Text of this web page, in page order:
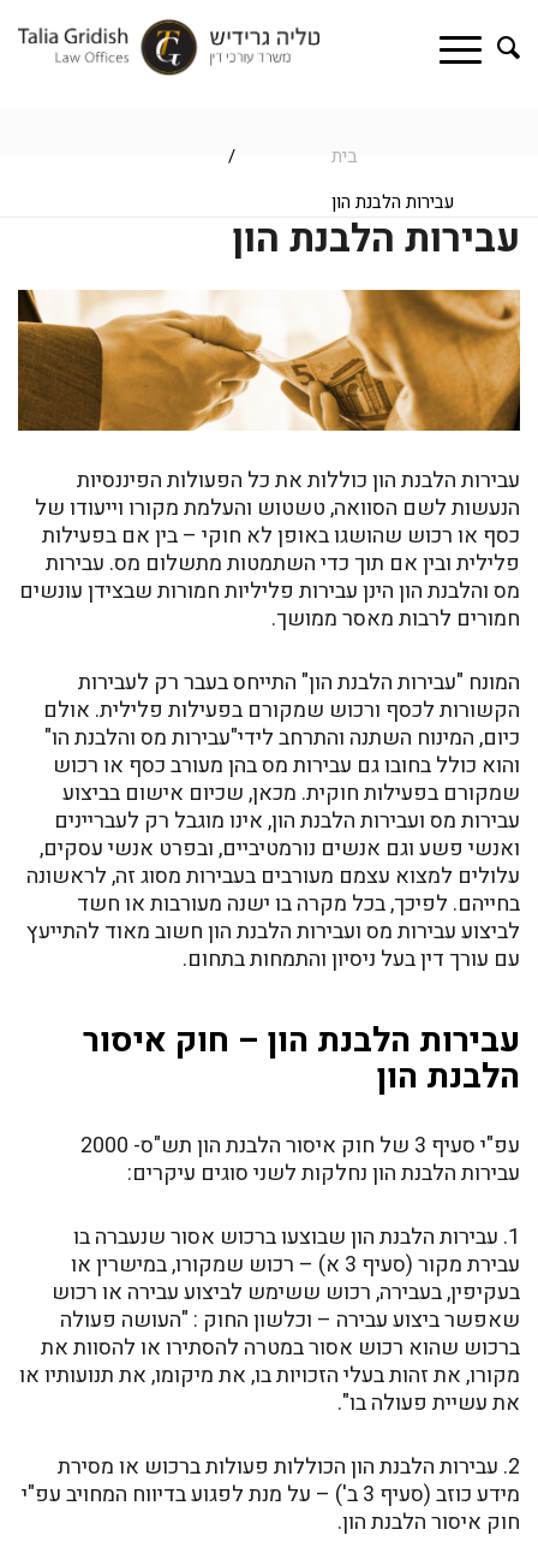
בית
/
עבירות הלבנת הון
עבירות הלבנת הון
עבירות הלבנת הון כוללות את כל הפעולות הפיננסיות
הנעשות לשם הסוואה, טשטוש והעלמת מקורו וייעודו של
כסף או רכוש שהושגו באופן לא חוקי – בין אם בפעילות
פלילית ובין אם תוך כדי השתמטות מתשלום מס. עבירות
מס והלבנת הון הינן עבירות פליליות חמורות שבצידן עונשים
חמורים לרבות מאסר ממושך.
המונח "עבירות הלבנת הון" התייחס בעבר רק לעבירות
הקשורות לכסף ורכוש שמקורם בפעילות פלילית. אולם
כיום, המינוח השתנה והתרחב לידי"עבירות מס והלבנת הו"
והוא כולל בחובו גם עבירות מס בהן מעורב כסף או רכוש
שמקורם בפעילות חוקית. מכאן, שכיום אישום בביצוע
עבירות מס ועבירות הלבנת הון, אינו מוגבל רק לעבריינים
ואנשי פשע וגם אנשים נורמטיביים, ובפרט אנשי עסקים,
עלולים למצוא עצמם מעורבים בעבירות מסוג זה, לראשונה
בחייהם. לפיכך, בכל מקרה בו ישנה מעורבות או חשד
לביצוע עבירות מס ועבירות הלבנת הון חשוב מאוד להתייעץ
עם עורך דין בעל ניסיון והתמחות בתחום.
עבירות הלבנת הון – חוק איסור
הלבנת הון
עפ"י סעיף 3 של חוק איסור הלבנת הון תש"ס- 2000
עבירות הלבנת הון נחלקות לשני סוגים עיקרים:
1. עבירות הלבנת הון שבוצעו ברכוש אסור שנעברה בו
עבירת מקור (סעיף 3 א) – רכוש שמקורו, במישרין או
בעקיפין, בעבירה, רכוש ששימש לביצוע עבירה או רכוש
שאפשר ביצוע עבירה – וכלשון החוק : "העושה פעולה
ברכוש שהוא רכוש אסור במטרה להסתירו או להסוות את
מקורו, את זהות בעלי הזכויות בו, את מיקומו, את תנועותיו או
את עשיית פעולה בו".
2. עבירות הלבנת הון הכוללות פעולות ברכוש או מסירת
מידע כוזב (סעיף 3 ב') – על מנת לפגוע בדיווח המחויב עפ"י
חוק איסור הלבנת הון.